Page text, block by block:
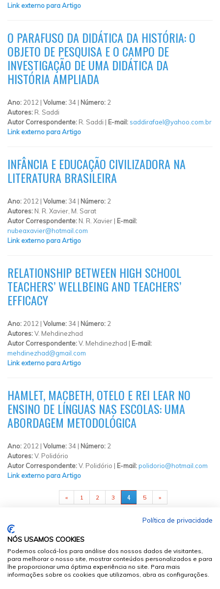
Link externo para Artigo
O PARAFUSO DA DIDÁTICA DA HISTÓRIA: O
OBJETO DE PESQUISA E O CAMPO DE
INVESTIGAÇÃO DE UMA DIDÁTICA DA
HISTÓRIA AMPLIADA
Ano: 2012 | Volume: 34 | Número: 2
Autores: R. Saddi
Autor Correspondente: R. Saddi | E-mail: saddirafael@yahoo.com.br
Link externo para Artigo
INFÂNCIA E EDUCAÇÃO CIVILIZADORA NA
LITERATURA BRASILEIRA
Ano: 2012 | Volume: 34 | Número: 2
Autores: N. R. Xavier, M. Sarat
Autor Correspondente: N. R. Xavier | E-mail:
nubeaxavier@hotmail.com
Link externo para Artigo
RELATIONSHIP BETWEEN HIGH SCHOOL
TEACHERS’ WELLBEING AND TEACHERS’
EFFICACY
Ano: 2012 | Volume: 34 | Número: 2
Autores:V. Mehdinezhad
Autor Correspondente:V. Mehdinezhad | E-mail:
mehdinezhad@gmail.com
Link externo para Artigo
HAMLET, MACBETH, OTELO E REI LEAR NO
ENSINO DE LÍNGUAS NAS ESCOLAS: UMA
ABORDAGEM METODOLÓGICA
Ano: 2012 | Volume: 34 | Número: 2
Autores:V. Polidório
Autor Correspondente:V. Polidório | E-mail:polidorio@hotmail.com
Link externo para Artigo
« 1 2 3 4 5 »
Política de privacidade
NÓS USAMOS COOKIES
Podemos colocá-los para análise dos nossos dados de visitantes,
para melhorar o nosso site, mostrar conteúdos personalizados e para
lhe proporcionar uma óptima experiência no site. Para mais
informações sobre os cookies que utilizamos, abra as configurações.